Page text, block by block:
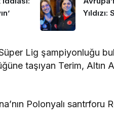
Lig şampiyonluğu
taşıyan Terim, Altın
Polonyalı santrforu